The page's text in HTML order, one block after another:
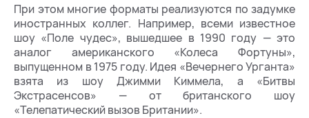
При этом многие форматы реализуются по задумке
иностранных коллег. Например, всеми известное
шоу «Поле чудес», вышедшее в 1990 году — это
аналог американского «Колеса Фортуны»,
выпущенном в 1975 году. Идея «Вечернего Урганта»
взята из шоу Джимми Киммела, а «Битвы
Экстрасенсов» — от британского шоу
«Телепатический вызов Британии».